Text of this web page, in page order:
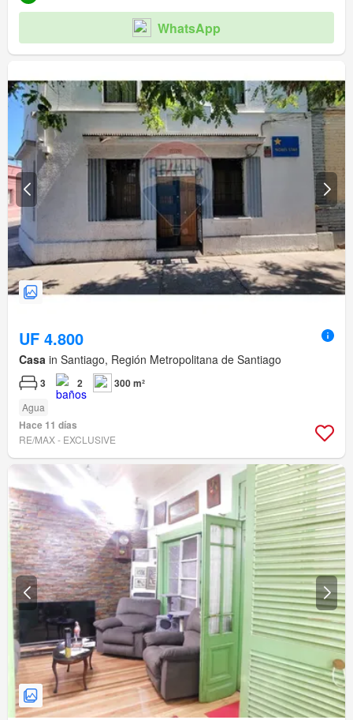
WhatsApp
UF 4.800
Casa in Santiago, Región Metropolitana de Santiago
3 2 300 m²
Agua
Hace 11 días
RE/MAX - EXCLUSIVE